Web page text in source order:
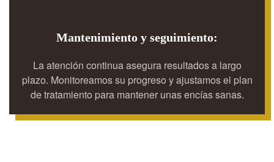
Mantenimiento y seguimiento:
La atención continua asegura resultados a largo
plazo. Monitoreamos su progreso y ajustamos el plan
de tratamiento para mantener unas encías sanas.